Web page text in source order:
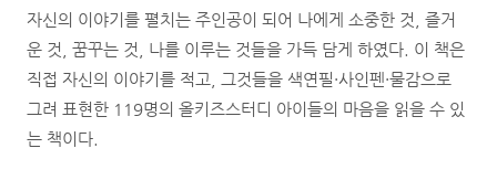
자신의 이야기를 펼치는 주인공이 되어 나에게 소중한 것, 즐거
운 것, 꿈꾸는 것, 나를 이루는 것들을 가득 담게 하였다. 이 책은
직접 자신의 이야기를 적고, 그것들을 색연필·사인펜·물감으로
그려 표현한 119명의 올키즈스터디 아이들의 마음을 읽을 수 있
는 책이다.